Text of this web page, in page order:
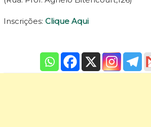
Inscrições: Clique Aqui